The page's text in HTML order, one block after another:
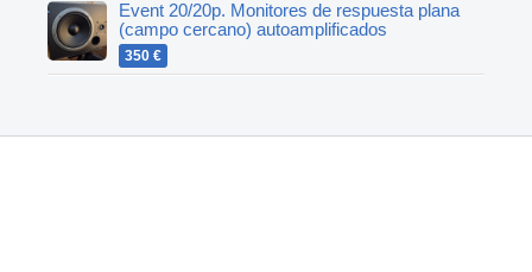
Event 20/20p. Monitores de respuesta plana
(campo cercano) autoamplificados
350 €